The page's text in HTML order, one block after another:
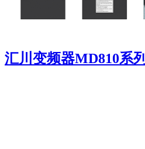
汇川变频器MD810系列